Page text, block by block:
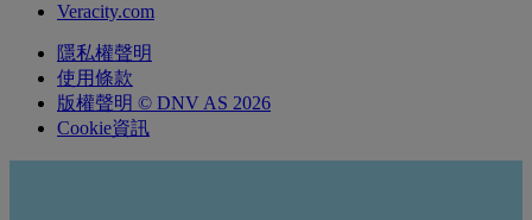
Veracity.com
隱私權聲明
使用條款
版權聲明 © DNV AS 2026
Cookie資訊